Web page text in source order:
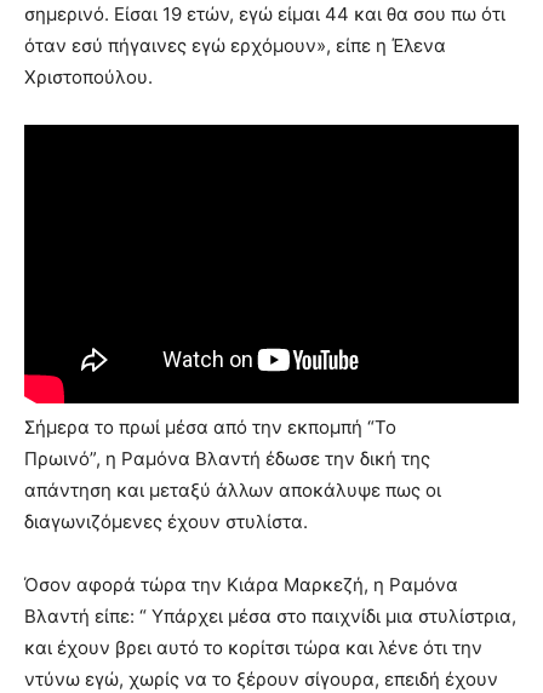
σημερινό. Είσαι 19 ετών, εγώ είμαι 44 και θα σου πω ότι
όταν εσύ πήγαινες εγώ ερχόμουν», είπε η Έλενα
Χριστοπούλου.
Σήμερα το πρωί μέσα από την εκπομπή “Το
Πρωινό”, η Ραμόνα Βλαντή έδωσε την δική της
απάντηση και μεταξύ άλλων αποκάλυψε πως οι
διαγωνιζόμενες έχουν στυλίστα.
Όσον αφορά τώρα την Κιάρα Μαρκεζή, η Ραμόνα
Βλαντή είπε: “ Υπάρχει μέσα στο παιχνίδι μια στυλίστρια,
και έχουν βρει αυτό το κορίτσι τώρα και λένε ότι την
ντύνω εγώ, χωρίς να το ξέρουν σίγουρα, επειδή έχουν